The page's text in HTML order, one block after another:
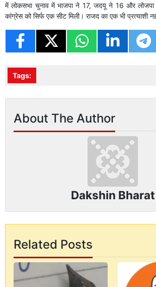
में लोकसभा चुनाव में भाजपा ने 17, जदयू ने 16 और लोजपा
कांग्रेस को सिर्फ एक सीट मिली। राजद का एक भी प्रत्याशी
Tags:
About The Author
Dakshin Bharat
Related Posts